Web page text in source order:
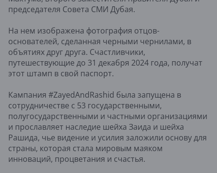
председателя Совета СМИ Дубая.
На нем изображена фотография отцов-
основателей, сделанная черными чернилами, в
объятиях друг друга. Счастливчики,
путешествующие до 31 декабря 2024 года, получат
этот штамп в свой паспорт.
Кампания #ZayedAndRashid была запущена в
сотрудничестве с 53 государственными,
полугосударственными и частными организациями
и прославляет наследие шейха Заида и шейха
Рашида, чье видение и усилия заложили основу для
страны, которая стала мировым маяком
инноваций, процветания и счастья.